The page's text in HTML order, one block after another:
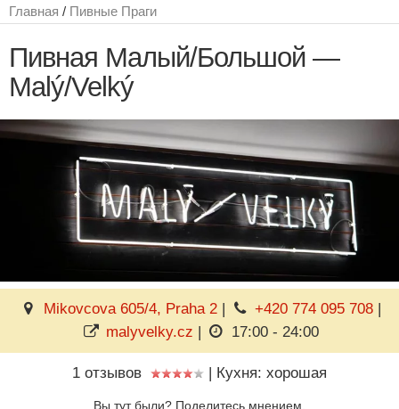
Главная / Пивные Праги
Пивная Малый/Большой —
Malý/Velký
Mikovcova 605/4, Praha 2| +420 774 095 708 |
malyvelky.cz | 17:00 - 24:00
1 отзывов | Кухня: хорошая
Вы тут были? Поделитесь мнением.